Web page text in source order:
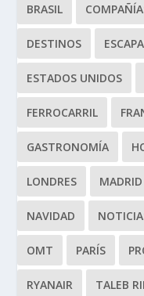
BRASIL
DESTINOS
ESTADOS UNIDOS
FERROCARRIL
GASTRONOMÍA
LONDRES MADRID
NAVIDAD
OMT PARÍS
RYANAIR TALEB